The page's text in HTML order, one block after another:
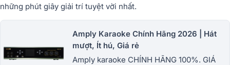
những phút giây giải trí tuyệt vời nhất.
Amply Karaoke Chính Hãng 2026 | Hát
mượt, Ít hú, Giá rẻ
Amply karaoke CHÍNH HÃNG 100%. GIÁ